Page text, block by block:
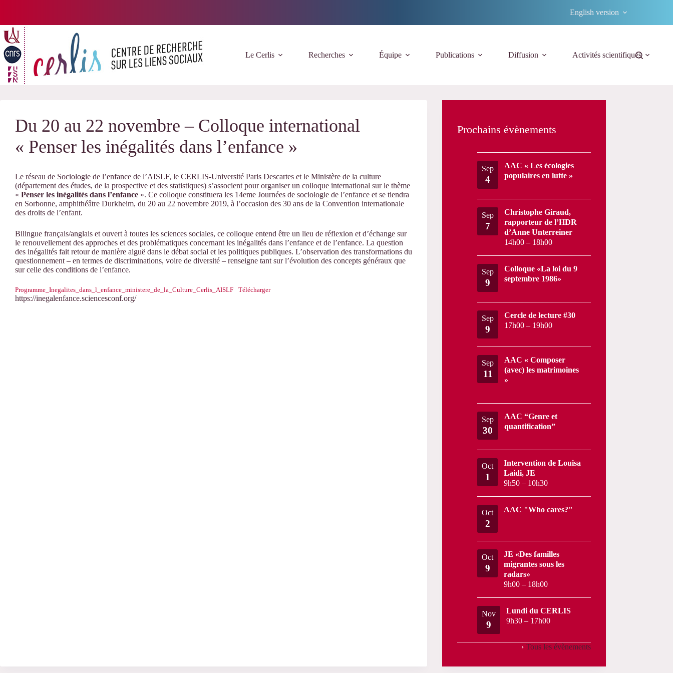
English version
Le Cerlis Recherches Équipe Publications Diffusion Activités scientifiques
Du 20 au 22 novembre – Colloque international
« Penser les inégalités dans l’enfance »
Le réseau de Sociologie de l’enfance de l’AISLF, le CERLIS-Université Paris Descartes et le Ministère de la culture
(département des études, de la prospective et des statistiques) s’associent pour organiser un colloque international sur le thème
« Penser les inégalités dans l’enfance ». Ce colloque constituera les 14eme Journées de sociologie de l’enfance et se tiendra
en Sorbonne, amphithéâtre Durkheim, du 20 au 22 novembre 2019, à l’occasion des 30 ans de la Convention internationale
des droits de l’enfant.
Bilingue français/anglais et ouvert à toutes les sciences sociales, ce colloque entend être un lieu de réflexion et d’échange sur
le renouvellement des approches et des problématiques concernant les inégalités dans l’enfance et de l’enfance. La question
des inégalités fait retour de manière aiguë dans le débat social et les politiques publiques. L’observation des transformations du
questionnement – en termes de discriminations, voire de diversité – renseigne tant sur l’évolution des concepts généraux que
sur celle des conditions de l’enfance.
Programme_Inegalites_dans_l_enfance_ministere_de_la_Culture_Cerlis_AISLF Télécharger
https://inegalenfance.sciencesconf.org/
Prochains évènements
Sep
4
AAC « Les écologies
populaires en lutte »
Sep
7
Christophe Giraud,
rapporteur de l’HDR
d’Anne Unterreiner
14h00 – 18h00
Sep
9
Colloque «La loi du 9
septembre 1986»
Sep
9
Cercle de lecture #30
17h00 – 19h00
Sep
11
AAC « Composer
(avec) les matrimoines
»
Sep
30
AAC “Genre et
quantification”
Oct
1
Intervention de Louisa
Laidi, JE
9h50 – 10h30
Oct
2
AAC "Who cares?"
Oct
9
JE «Des familles
migrantes sous les
radars»
9h00 – 18h00
Nov
9
Lundi du CERLIS
9h30 – 17h00
› Tous les évènements